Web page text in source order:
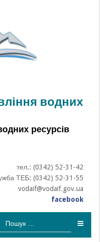
водних
ресурсів
тел.: (0342) 52-31-42
ТЕБ: (0342) 52-31-55
vodaif@vodaif.gov.ua
facebook